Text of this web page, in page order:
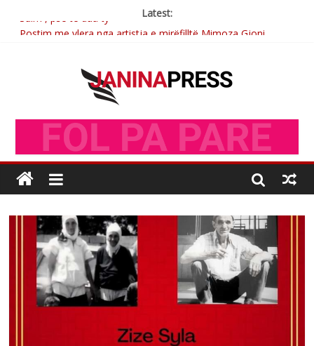
Latest:
Postim me vlera nga artistja e mirëfilltë Mimoza Gjoni
Brahim Çekaj njē veprimtar i respektuar i çeshtjës kombëtare
Sulm , pse të dua ty